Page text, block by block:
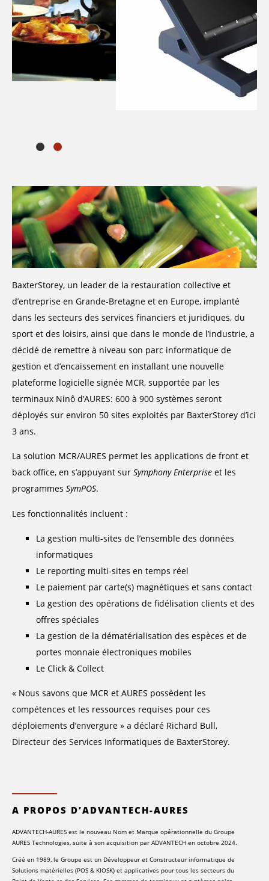
BaxterStorey, un leader de la restauration collective et
d’entreprise en Grande-Bretagne et en Europe, implanté
dans les secteurs des services financiers et juridiques, du
sport et des loisirs, ainsi que dans le monde de l’industrie, a
décidé de remettre à niveau son parc informatique de
gestion et d’encaissement en installant une nouvelle
plateforme logicielle signée MCR, supportée par les
terminaux Ninô d’AURES: 600 à 900 systèmes seront
déployés sur environ 50 sites exploités par BaxterStorey d’ici
3 ans.
La solution MCR/AURES permet les applications de front et
back office, en s’appuyant sur Symphony Enterprise et les
programmes SymPOS.
Les fonctionnalités incluent :
La gestion multi-sites de l’ensemble des données
informatiques
Le reporting multi-sites en temps réel
Le paiement par carte(s) magnétiques et sans contact
La gestion des opérations de fidélisation clients et des
offres spéciales
La gestion de la dématérialisation des espèces et de
portes monnaie électroniques mobiles
Le Click & Collect
« Nous savons que MCR et AURES possèdent les
compétences et les ressources requises pour ces
déploiements d’envergure » a déclaré Richard Bull,
Directeur des Services Informatiques de BaxterStorey.
A PROPOS D’ADVANTECH-AURES
ADVANTECH-AURES est le nouveau Nom et Marque opérationnelle du Groupe
AURES Technologies, suite à son acquisition par ADVANTECH en octobre 2024.
Créé en 1989, le Groupe est un Développeur et Constructeur informatique de
Solutions matérielles (POS & KIOSK) et applicatives pour tous les secteurs du